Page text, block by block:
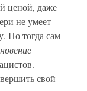
ценой, даже
не умеет
Но тогда сам
свой